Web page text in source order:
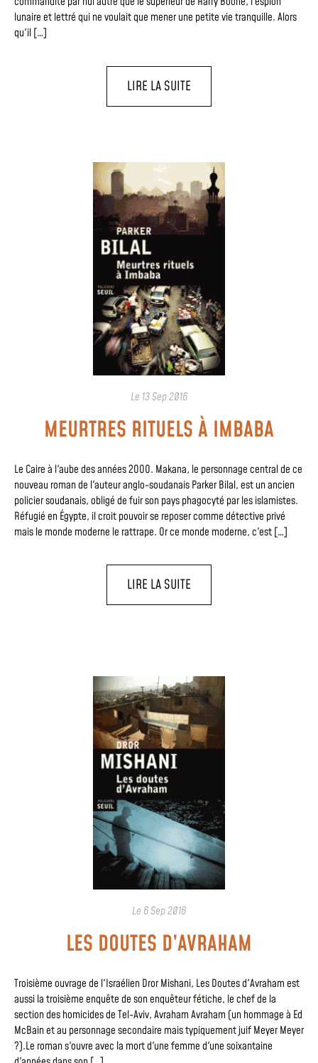
lunaire et lettré qui ne voulait que mener une petite vie tranquille. Alors
qu'il […]
LIRE LA SUITE
Le 13 Sep 2016
MEURTRES RITUELS À IMBABA
Le Caire à l'aube des années 2OOO. Makana, le personnage central de ce
nouveau roman de l'auteur anglo-soudanais Parker Bilal, est un ancien
policier soudanais, obligé de fuir son pays phagocyté par les islamistes.
Réfugié en Égypte, il croit pouvoir se reposer comme détective privé
mais le monde moderne le rattrape. Or ce monde moderne, c'est […]
LIRE LA SUITE
Le 6 Sep 2016
LES DOUTES D’AVRAHAM
Troisième ouvrage de l'Israélien Dror Mishani, Les Doutes d'Avraham est
aussi la troisième enquête de son enquêteur fétiche, le chef de la
section des homicides de Tel-Aviv, Avraham Avraham (un hommage à Ed
McBain et au personnage secondaire mais typiquement juif Meyer Meyer
?).Le roman s'ouvre avec la mort d'une femme d'une soixantaine